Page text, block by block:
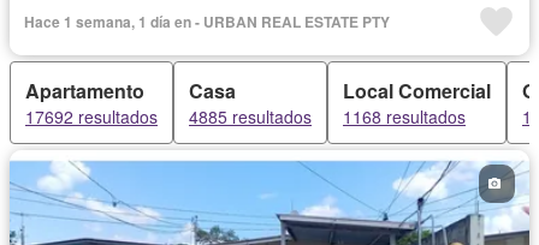
Hace 1 semana, 1 día en - URBAN REAL ESTATE PTY
Apartamento
17692 resultados
Casa
4885 resultados
Local Comercial
1168 resultados